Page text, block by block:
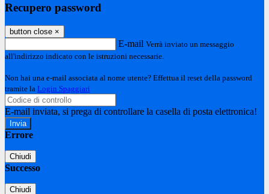
Recupero password
button close ×
E-mail Verrà inviato un messaggio
all'indirizzo indicato con le istruzioni necessarie.
Non hai una e-mail associata al nome utente? Effettua il reset della password
tramite la Login Spaggiari
E-mail inviata, si prega di controllare la casella di posta elettronica!
Errore
Chiudi
Successo
Chiudi